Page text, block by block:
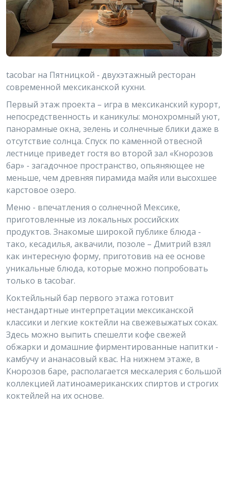
tacobar на Пятницкой - двухэтажный ресторан
современной мексиканской кухни.
Первый этаж проекта – игра в мексиканский курорт,
непосредственность и каникулы: монохромный уют,
панорамные окна, зелень и солнечные блики даже в
отсутствие солнца. Спуск по каменной отвесной
лестнице приведет гостя во второй зал «Кнорозов
бар» - загадочное пространство, опьяняющее не
меньше, чем древняя пирамида майя или высохшее
карстовое озеро.
Меню - впечатления о солнечной Мексике,
приготовленные из локальных российских
продуктов. Знакомые широкой публике блюда -
тако, кесадилья, аквачили, позоле – Дмитрий взял
как интересную форму, приготовив на ее основе
уникальные блюда, которые можно попробовать
только в tacobar.
Коктейльный бар первого этажа готовит
нестандартные интерпретации мексиканской
классики и легкие коктейли на свежевыжатых соках.
Здесь можно выпить спешелти кофе свежей
обжарки и домашние фирментированные напитки -
камбучу и ананасовый квас. На нижнем этаже, в
Кнорозов баре, располагается мескалерия с большой
коллекцией латиноамериканских спиртов и строгих
коктейлей на их основе.